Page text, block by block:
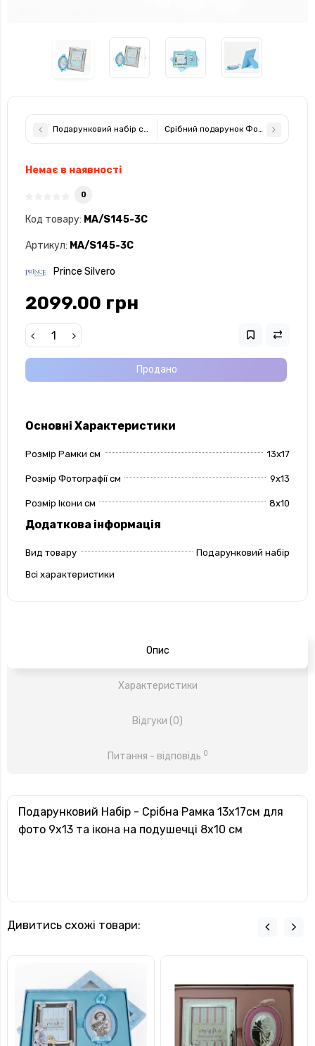
Подарунковий набір срібна рамка для фото 9,2 х12, 5см ікона
Срібний подарунок Фоторамка та
Немає в наявності
0
Код товару: MA/S145-3C
Артикул: MA/S145-3C
Prince Silvero
2099.00 грн
Продано
Основні Характеристики
Розмір Рамки см 13х17
Розмір Фотографії см 9x13
Розмір Ікони см 8х10
Додаткова інформація
Вид товару Подарунковий набір
Всі характеристики
Опис
Характеристики
Відгуки (0)
Питання - відповідь 0
Подарунковий Набір - Срібна Рамка 13х17см для
фото 9х13 та ікона на подушечці 8х10 см
Дивитись схожі товари: